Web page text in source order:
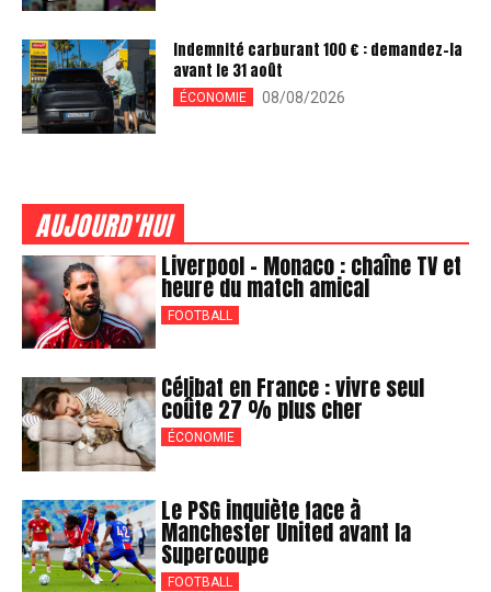
Indemnité carburant 100 € : demandez-la
avant le 31 août
ÉCONOMIE 08/08/2026
AUJOURD'HUI
Liverpool – Monaco : chaîne TV et
heure du match amical
FOOTBALL
Célibat en France : vivre seul
coûte 27 % plus cher
ÉCONOMIE
Le PSG inquiète face à
Manchester United avant la
Supercoupe
FOOTBALL